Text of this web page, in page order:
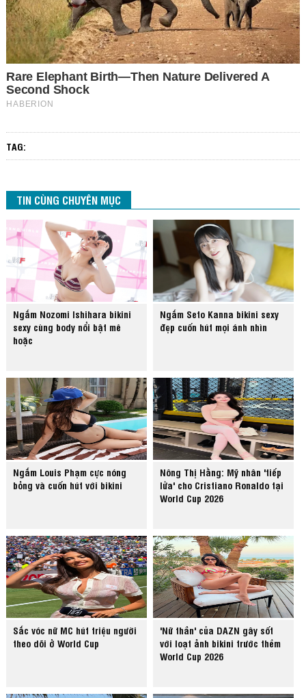
TAG:
TIN CÙNG CHUYÊN MỤC
Ngắm Nozomi Ishihara bikini
sexy cùng body nổi bật mê
hoặc
Ngắm Seto Kanna bikini sexy
đẹp cuốn hút mọi ánh nhìn
Ngắm Louis Phạm cực nóng
bỏng và cuốn hút với bikini
Nông Thị Hằng: Mỹ nhân 'tiếp
lửa' cho Cristiano Ronaldo tại
World Cup 2026
Sắc vóc nữ MC hút triệu người
theo dõi ở World Cup
'Nữ thần' của DAZN gây sốt
với loạt ảnh bikini trước thềm
World Cup 2026